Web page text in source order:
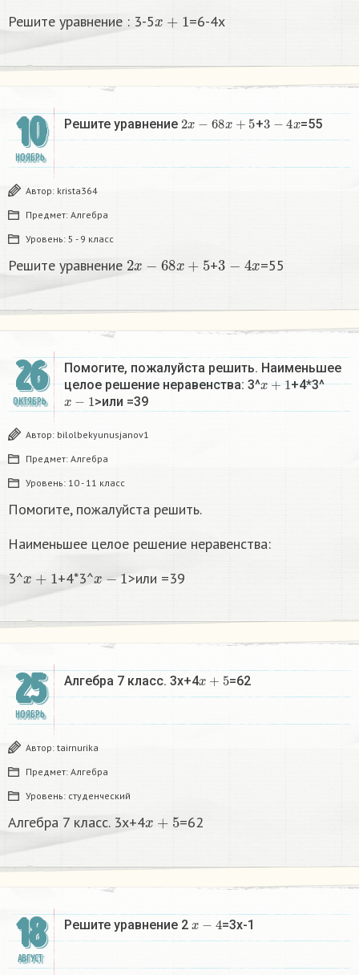
Решите уравнение : 3-5 =6-4x
10
НОЯБРЬ
Решите уравнение 2x −6 8 x+5 +3 −4x =55
Автор: krista364
Предмет: Алгебра
Уровень: 5 - 9 класс
Решите уравнение 2 8 +3 x =55
26
ОКТЯБРЬ
Помогите, пожалуйста решить. Наименьшее
целое решение неравенства: 3^
1 +4*3^
x− >или =39
Автор: bilolbekyunusjanov1
Предмет: Алгебра
Уровень: 10 - 11 класс
Помогите, пожалуйста решить.
Наименьшее целое решение неравенства:
3^
+4*3^ >или =39
25
НОЯБРЬ
Алгебра 7 класс. 3x+4x + 5 =62
Автор: tairnurika
Предмет: Алгебра
Уровень: студенческий
Алгебра 7 класс. 3x+4 =62
18
АВГУСТ
Решите уравнение 2 x− 4 =3x-1